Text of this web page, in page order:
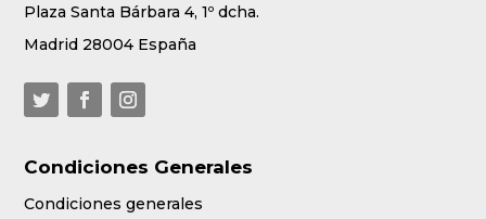
Plaza Santa Bárbara 4, 1º dcha.
Madrid 28004 España
Condiciones Generales
Condiciones generales